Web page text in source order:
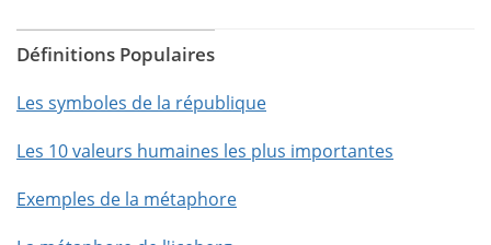
Définitions Populaires
Les symboles de la république
Les 10 valeurs humaines les plus importantes
Exemples de la métaphore